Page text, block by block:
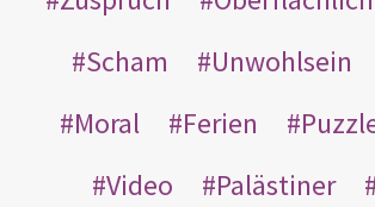
Scham
Unwohlsein
Moral
Ferien
Video
Palästiner